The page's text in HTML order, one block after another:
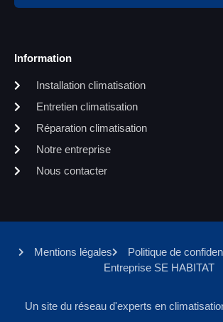
Information
Installation climatisation
Entretien climatisation
Réparation climatisation
Notre entreprise
Nous contacter
Mentions légales Politique de
Entreprise SE HABITAT
Un site du réseau d'experts en